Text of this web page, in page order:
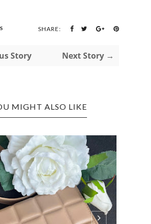
SHARE:
Story Next Story →
MIGHT ALSO LIKE